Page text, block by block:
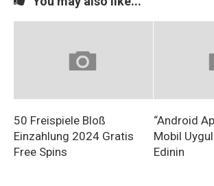
50 Freispiele Bloß
Einzahlung 2024 Gratis
Free Spins
“Android
Mobil
Edinin